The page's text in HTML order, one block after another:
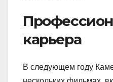
карьера
В следующем году